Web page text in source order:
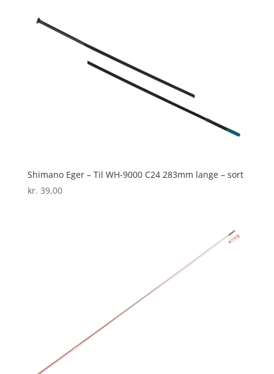
Shimano Eger – Til WH-9000 C24 283mm lange – sort
kr. 39,00